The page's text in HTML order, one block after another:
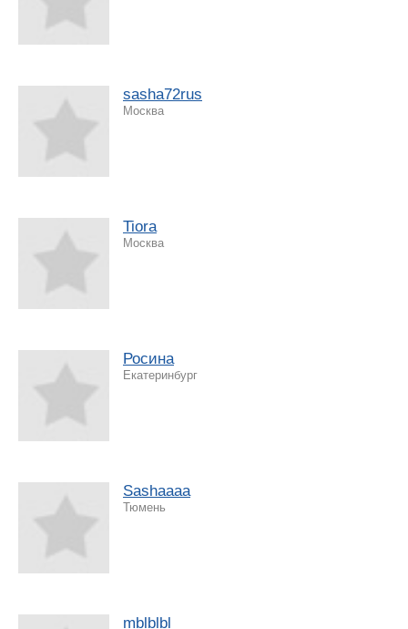
sasha72rus
Москва
Tiora
Москва
Росина
Екатеринбург
Sashaaaa
Тюмень
mblblbl